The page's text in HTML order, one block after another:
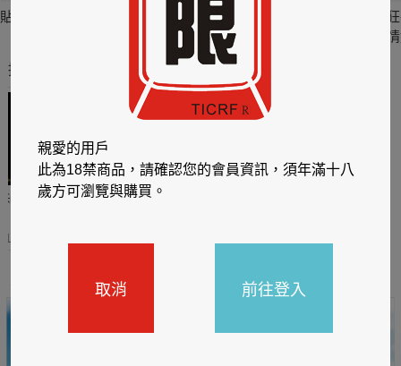
貼身剪裁II：如癮
貼心情婦～魅惑之
推薦你買好東西
閱讀有禮，TCL平板送觸
親愛的用戶
此為18禁商品，請確認您的會員資訊，須年滿十八
歲方可瀏覽與購買。
取消 前往登入